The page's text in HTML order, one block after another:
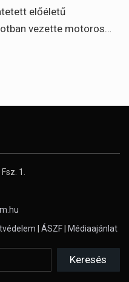
előéletű
vezette motoros…
1.
ÁSZF Médiaajánlat